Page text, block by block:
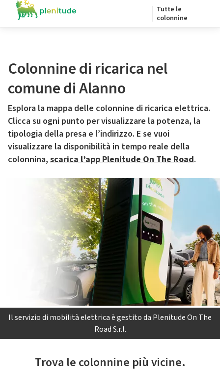
Tutte le
colonnine
Colonnine di ricarica nel
comune di Alanno
Esplora la mappa delle colonnine di ricarica elettrica.
Clicca su ogni punto per visualizzare la potenza, la
tipologia della presa e l’indirizzo. E se vuoi
visualizzare la disponibilità in tempo reale della
colonnina, scarica l’app Plenitude On The Road.
Il servizio di mobilità elettrica è gestito da Plenitude On The
Road S.r.l.
Trova le colonnine più vicine.